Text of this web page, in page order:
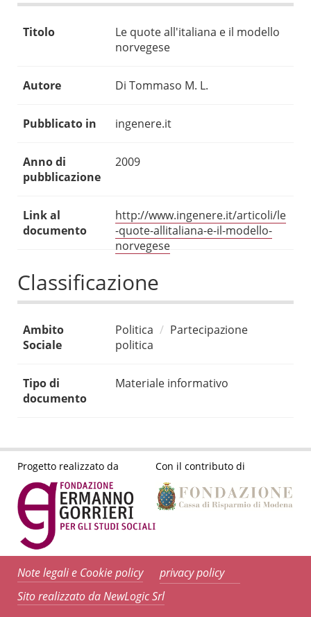
Titolo
Le quote all'italiana e il modello
norvegese
Autore Di Tommaso M. L.
Pubblicato in ingenere.it
Anno di
pubblicazione
2009
Link al
documento
http://www.ingenere.it/articoli/le
-quote-allitaliana-e-il-modello-
norvegese
Classificazione
Ambito
Sociale
Politica
Partecipazione
politica
Tipo di
documento
Materiale informativo
Progetto realizzato da Con il contributo di
Note legali e Cookie policy
privacy policy
Sito realizzato da NewLogic Srl